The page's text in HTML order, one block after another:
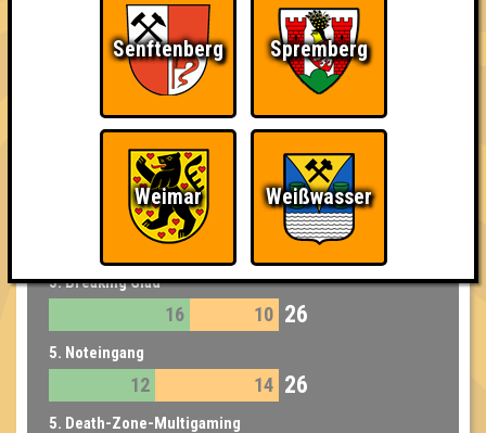
15 14 29
4. Maultaschen Meute
16 28
16 26
5. Ich war als Kind schon scheiße...
15 26
5. Breaking Glad
16 10 26
5. Noteingang
12 14 26
5. Death-Zone-Multigaming
Senftenberg Spremberg
Weimar Weißwasser